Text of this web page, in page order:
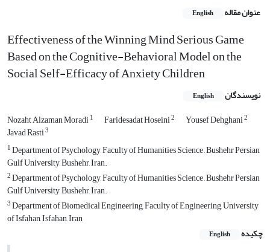
عنوان مقاله English
Effectiveness of the Winning Mind Serious Game
Based on the Cognitive-Behavioral Model on the
Social Self-Efficacy of Anxiety Children
نویسندگان English
Nozaht Alzaman Moradi1 Faridesadat Hoseini2 Yousef Dehghani2
Javad Rasti3
1Department of Psychology, Faculty of Humanities Science , Bushehr Persian
Gulf University, Bushehr, Iran.
2Department of Psychology, Faculty of Humanities Science , Bushehr Persian
Gulf University, Bushehr, Iran.
3Department of Biomedical Engineering, Faculty of Engineering, University
of Isfahan, Isfahan, Iran
چکیده
English